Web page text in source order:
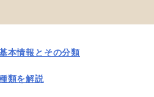
本情報とその分類
類を解説